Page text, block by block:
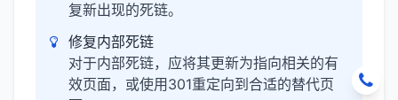
复新出现的死链。
修复内部死链
对于内部死链，应将其更新为指向相关的有
效页面，或使用301重定向到合适的替代页